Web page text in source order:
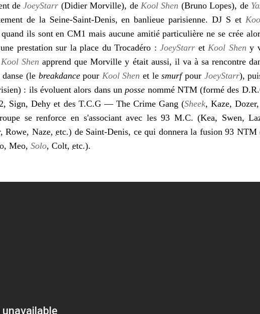
deJoeyStarr (Didier Morville), deKool Shen (Bruno Lopes), de
de la Seine-Saint-Denis, en banlieue parisienne. DJ S et
ils sont en CM1 mais aucune amitié particulière ne se crée
prestation sur la place du Trocadéro : JoeyStarr et Kool Shen y
Kool Shen apprend que Morville y était aussi, il va à sa rencontre
(le breakdancepour Kool Shen et lesmurfpour JoeyStarr),
: ils évoluent alors dans unposse nommé NTM (formé des
Sign, Dehy et des T.C.G — The Crime Gang (Sheek, Kaze,
se renforce en s'associant avec les 93 M.C. (Kea, Swen,
Rowe, Naze, etc.) de Saint-Denis, ce qui donnera la fusion 93 NTM
Meo, Solo, Colt, etc.).